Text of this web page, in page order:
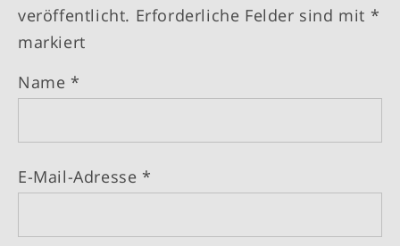
veröffentlicht. Erforderliche Felder sind mit *
markiert
Name *
E-Mail-Adresse *